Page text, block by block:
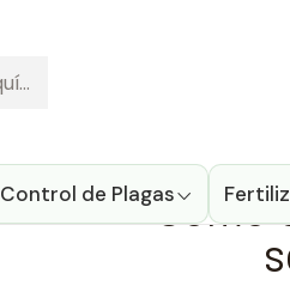
Control de PlagasCómo